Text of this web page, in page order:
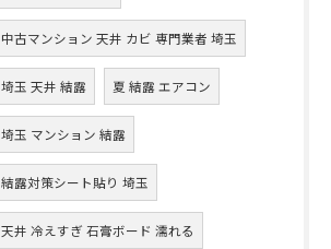
中古マンション 天井 カビ 専門業者 埼玉
埼玉 天井 結露 夏 結露 エアコン
埼玉 マンション 結露
結露対策シート貼り 埼玉
天井 冷えすぎ 石膏ボード 濡れる